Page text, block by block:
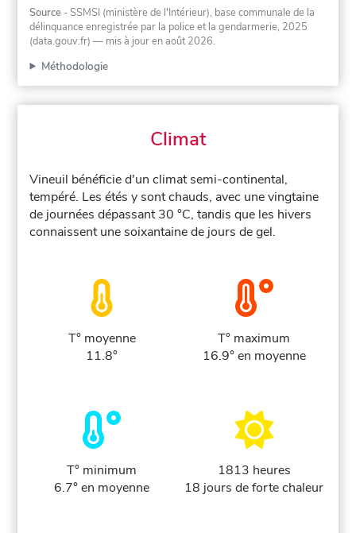
Source - SSMSI (ministère de l'Intérieur), base communale de la
délinquance enregistrée par la police et la gendarmerie, 2025
(data.gouv.fr) — mis à jour en août 2026.
Méthodologie
Climat
Vineuil bénéficie d'un climat semi-continental,
tempéré. Les étés y sont chauds, avec une vingtaine
de journées dépassant 30 °C, tandis que les hivers
connaissent une soixantaine de jours de gel.
T° moyenne
11.8°
T° maximum
16.9° en moyenne
T° minimum
6.7° en moyenne
1813 heures
18 jours de forte chaleur